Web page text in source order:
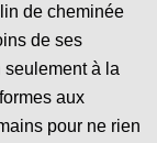
de cheminée
de ses
seulement à la
aux
pour ne rien